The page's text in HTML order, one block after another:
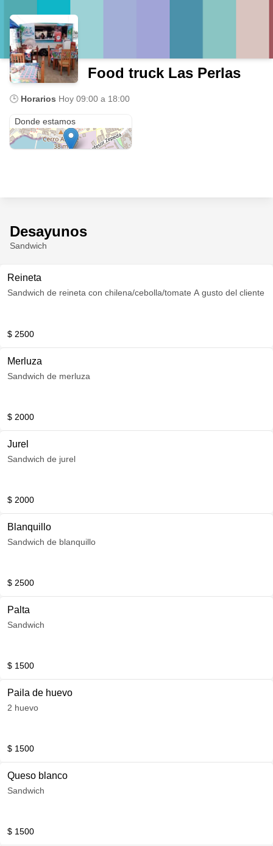
Food truck Las Perlas
🕒 Horarios Hoy 09:00 a 18:00
Donde estamos
Desayunos
Sandwich
Reineta
Sandwich de reineta con chilena/cebolla/tomate A gusto del cliente
$ 2500
Merluza
Sandwich de merluza
$ 2000
Jurel
Sandwich de jurel
$ 2000
Blanquillo
Sandwich de blanquillo
$ 2500
Palta
Sandwich
$ 1500
Paila de huevo
2 huevo
$ 1500
Queso blanco
Sandwich
$ 1500